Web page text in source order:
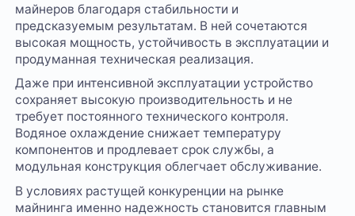
майнеров благодаря стабильности и
предсказуемым результатам. В ней сочетаются
высокая мощность, устойчивость в эксплуатации и
продуманная техническая реализация.
Даже при интенсивной эксплуатации устройство
сохраняет высокую производительность и не
требует постоянного технического контроля.
Водяное охлаждение снижает температуру
компонентов и продлевает срок службы, а
модульная конструкция облегчает обслуживание.
В условиях растущей конкуренции на рынке
майнинга именно надежность становится главным